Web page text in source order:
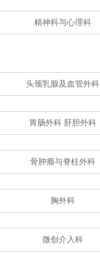
精神科与心理科
头颈乳腺及血管外科
胃肠外科 肝胆外科
骨肿瘤与脊柱外科
胸外科
微创介入科